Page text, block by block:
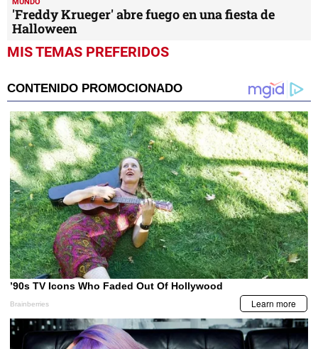
'Freddy Krueger' abre fuego en una fiesta de
Halloween
MIS TEMAS PREFERIDOS